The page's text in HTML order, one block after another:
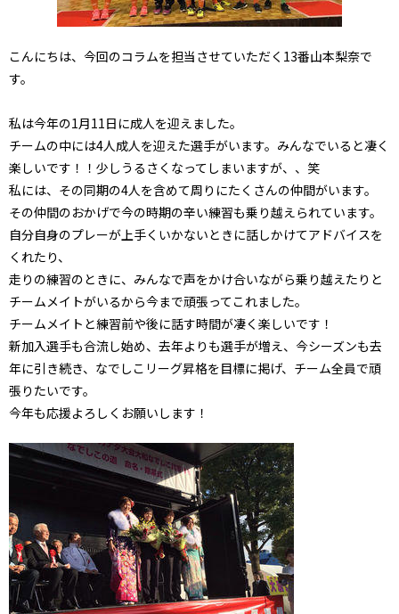
こんにちは、今回のコラムを担当させていただく13番山本梨奈で
す。
私は今年の1月11日に成人を迎えました。
チームの中には4人成人を迎えた選手がいます。みんなでいると凄く
楽しいです！！少しうるさくなってしまいますが、、笑
私には、その同期の4人を含めて周りにたくさんの仲間がいます。
その仲間のおかげで今の時期の辛い練習も乗り越えられています。
自分自身のプレーが上手くいかないときに話しかけてアドバイスを
くれたり、
走りの練習のときに、みんなで声をかけ合いながら乗り越えたりと
チームメイトがいるから今まで頑張ってこれました。
チームメイトと練習前や後に話す時間が凄く楽しいです！
新加入選手も合流し始め、去年よりも選手が増え、今シーズンも去
年に引き続き、なでしこリーグ昇格を目標に掲げ、チーム全員で頑
張りたいです。
今年も応援よろしくお願いします！